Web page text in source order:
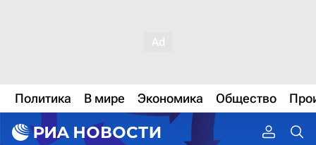
Политика В мире Экономика Общество